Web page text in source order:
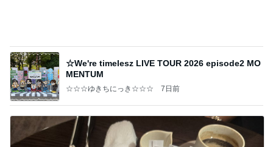
待ち合わせで嬉しい気持ちになった日